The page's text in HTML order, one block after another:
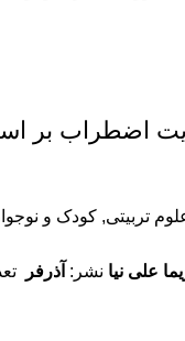
اضطراب بر
تربیتی, کودک و
علی نیا نشر: آذرفر